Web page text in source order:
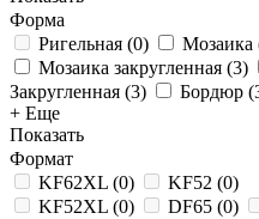
Форма
Ригельная (0) Мозаика
Мозаика закругленная (3)
Закругленная (3) Бордюр (
+ Еще
Показать
Формат
KF62XL (0) KF52 (0)
KF52XL (0) DF65 (0)